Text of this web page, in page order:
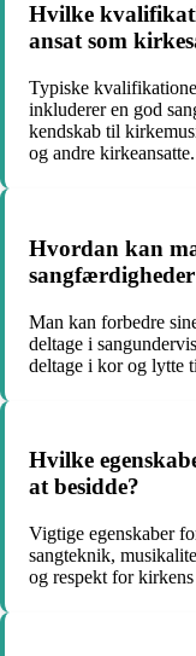
Hvilke
ansat som
Typiske
inkluderer en god
kendskab til
og andre kirkeansatte.
Hvordan kan
Man kan forbedre
deltage i
deltage i kor og lytte
Hvilke
at besidde?
Vigtige egenskaber
sangteknik,
og respekt for